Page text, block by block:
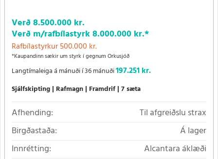
Verð8.500.000 kr.
Verð m/rafbílastyrk8.000.000 kr.*
Rafbílastyrkur 500.000 kr.
*Kaupandinn sækir um styrk í gegnum Orkusjóð
Langtímaleiga á mánuði í 36 mánuði197.251 kr.
Sjálfskipting Rafmagn Framdrif 7 sæta
Afhending:
Til afgreiðslu strax
Birgðastaða:
Á lager
Innrétting:
Alcantara áklæði